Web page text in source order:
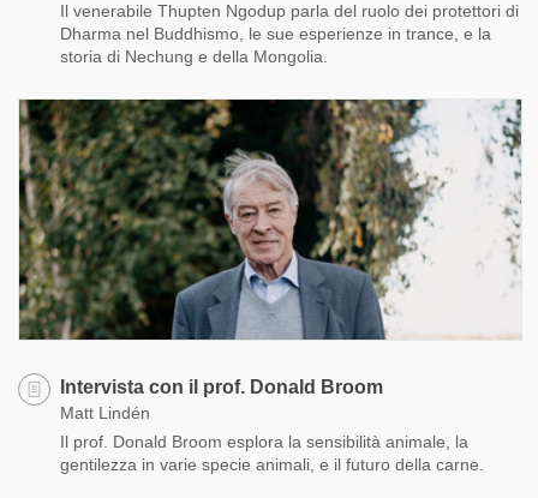
Il venerabile Thupten Ngodup parla del ruolo dei protettori di
Dharma nel Buddhismo, le sue esperienze in trance, e la
storia di Nechung e della Mongolia.
Intervista con il prof. Donald Broom
Matt Lindén
Il prof. Donald Broom esplora la sensibilità animale, la
gentilezza in varie specie animali, e il futuro della carne.